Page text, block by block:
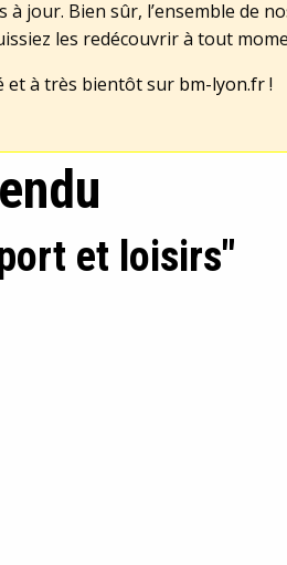
jour. Bien sûr, l’ensemble de
les redécouvrir à tout
et à très bientôt sur bm-lyon.fr!
et loisirs"